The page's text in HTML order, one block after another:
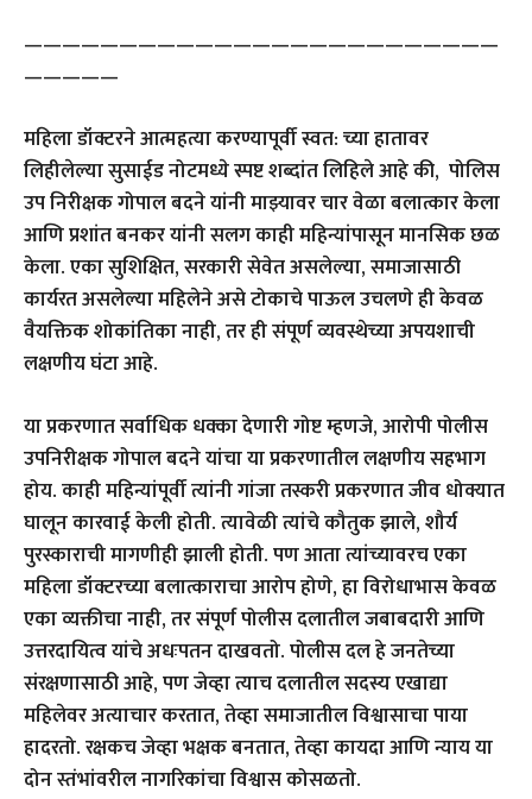
—————————————————————————
—————
महिला डॉक्टरने आत्महत्या करण्यापूर्वी स्वत: च्या हातावर
लिहीलेल्या सुसाईड नोटमध्ये स्पष्ट शब्दांत लिहिले आहे की, पोलिस
उप निरीक्षक गोपाल बदने यांनी माझ्यावर चार वेळा बलात्कार केला
आणि प्रशांत बनकर यांनी सलग काही महिन्यांपासून मानसिक छळ
केला. एका सुशिक्षित, सरकारी सेवेत असलेल्या, समाजासाठी
कार्यरत असलेल्या महिलेने असे टोकाचे पाऊल उचलणे ही केवळ
वैयक्तिक शोकांतिका नाही, तर ही संपूर्ण व्यवस्थेच्या अपयशाची
लक्षणीय घंटा आहे.
या प्रकरणात सर्वाधिक धक्का देणारी गोष्ट म्हणजे, आरोपी पोलीस
उपनिरीक्षक गोपाल बदने यांचा या प्रकरणातील लक्षणीय सहभाग
होय. काही महिन्यांपूर्वी त्यांनी गांजा तस्करी प्रकरणात जीव धोक्यात
घालून कारवाई केली होती. त्यावेळी त्यांचे कौतुक झाले, शौर्य
पुरस्काराची मागणीही झाली होती. पण आता त्यांच्यावरच एका
महिला डॉक्टरच्या बलात्काराचा आरोप होणे, हा विरोधाभास केवळ
एका व्यक्तीचा नाही, तर संपूर्ण पोलीस दलातील जबाबदारी आणि
उत्तरदायित्व यांचे अधःपतन दाखवतो. पोलीस दल हे जनतेच्या
संरक्षणासाठी आहे, पण जेव्हा त्याच दलातील सदस्य एखाद्या
महिलेवर अत्याचार करतात, तेव्हा समाजातील विश्वासाचा पाया
हादरतो. रक्षकच जेव्हा भक्षक बनतात, तेव्हा कायदा आणि न्याय या
दोन स्तंभांवरील नागरिकांचा विश्वास कोसळतो.